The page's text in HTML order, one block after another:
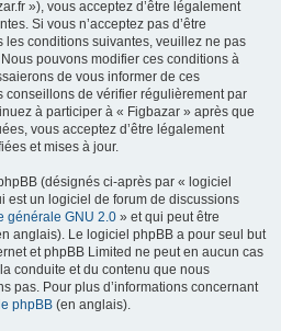
»), vous acceptez d’être légalement
Si vous n’acceptez pas d’être
les conditions suivantes, veuillez ne pas
pouvons modifier ces conditions à
de vous informer de ces
conseillons de vérifier régulièrement par
à participer à « Figbazar » après que
vous acceptez d’être légalement
et mises à jour.
(désignés ci-après par « logiciel
est un logiciel de forum de discussions
générale GNU 2.0 » et qui peut être
anglais). Le logiciel phpBB a pour seul but
et phpBB Limited ne peut en aucun cas
conduite et du contenu que nous
pas. Pour plus d’informations concernant
phpBB (en anglais).